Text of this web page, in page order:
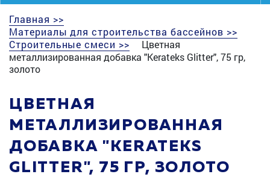
Главная >>
Материалы для строительства бассейнов >>
Строительные смеси >>
Цветная
металлизированная добавка "Kerateks Glitter", 75 гр,
золото
ЦВЕТНАЯ
МЕТАЛЛИЗИРОВАННАЯ
ДОБАВКА "KERATEKS
GLITTER", 75 ГР, ЗОЛОТО